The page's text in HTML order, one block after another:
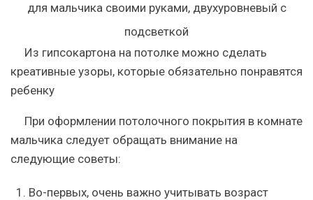
Из гипсокартона на потолке можно сделать
креативные узоры, которые обязательно понравятся
ребенку
При оформлении потолочного покрытия в комнате
мальчика следует обращать внимание на
следующие советы:
Во-первых, очень важно учитывать возраст